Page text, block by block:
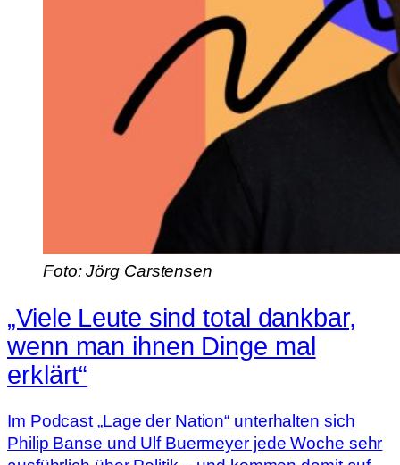
Foto: Jörg Carstensen
„Viele Leute sind total dankbar,
wenn man ihnen Dinge mal
erklärt“
Im Podcast „Lage der Nation“ unterhalten sich
Philip Banse und Ulf Buermeyer jede Woche sehr